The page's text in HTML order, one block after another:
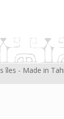
îles - Made in